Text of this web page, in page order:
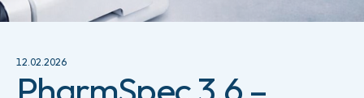
12.02.2026